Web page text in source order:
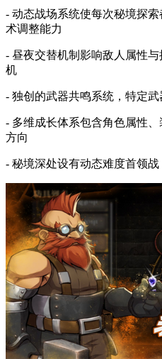
- 动态战场系统使每次秘境探
术调整能力
- 昼夜交替机制影响敌人属性
机
- 独创的武器共鸣系统，特定
- 多维成长体系包含角色属性
方向
- 秘境深处设有动态难度首领